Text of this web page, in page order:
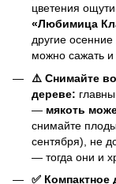
цветения
«Любимица
другие
можно сажать и
⚠️ Снимайте
дереве:
— мякоть
снимайте
сентября), не
— тогда они и
✅